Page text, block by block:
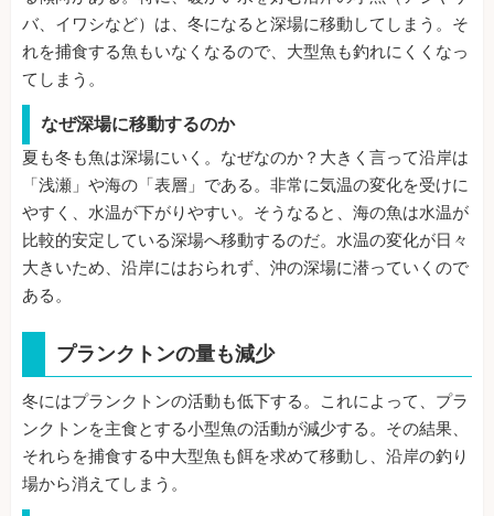
バ、イワシなど）は、冬になると深場に移動してしまう。そ
れを捕食する魚もいなくなるので、大型魚も釣れにくくなっ
てしまう。
なぜ深場に移動するのか
夏も冬も魚は深場にいく。なぜなのか？大きく言って沿岸は
「浅瀬」や海の「表層」である。非常に気温の変化を受けに
やすく、水温が下がりやすい。そうなると、海の魚は水温が
比較的安定している深場へ移動するのだ。水温の変化が日々
大きいため、沿岸にはおられず、沖の深場に潜っていくので
ある。
プランクトンの量も減少
冬にはプランクトンの活動も低下する。これによって、プラ
ンクトンを主食とする小型魚の活動が減少する。その結果、
それらを捕食する中大型魚も餌を求めて移動し、沿岸の釣り
場から消えてしまう。